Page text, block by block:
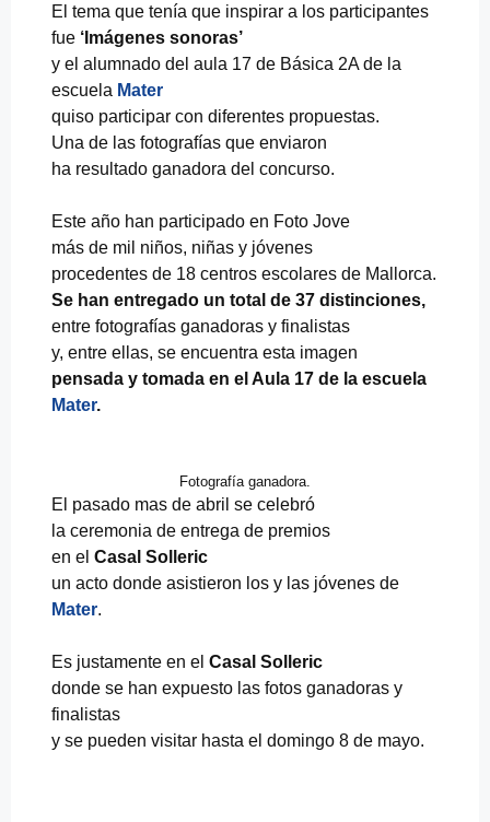
El tema que tenía que inspirar a los participantes
fue ‘Imágenes sonoras’
y el alumnado del aula 17 de Básica 2A de la
escuela Mater
quiso participar con diferentes propuestas.
Una de las fotografías que enviaron
ha resultado ganadora del concurso.
Este año han participado en Foto Jove
más de mil niños, niñas y jóvenes
procedentes de 18 centros escolares de Mallorca.
Se han entregado un total de 37 distinciones,
entre fotografías ganadoras y finalistas
y, entre ellas, se encuentra esta imagen
pensada y tomada en el Aula 17 de la escuela
Mater.
Fotografía ganadora.
El pasado mas de abril se celebró
la ceremonia de entrega de premios
en el Casal Solleric
un acto donde asistieron los y las jóvenes de
Mater.
Es justamente en el Casal Solleric
donde se han expuesto las fotos ganadoras y
finalistas
y se pueden visitar hasta el domingo 8 de mayo.